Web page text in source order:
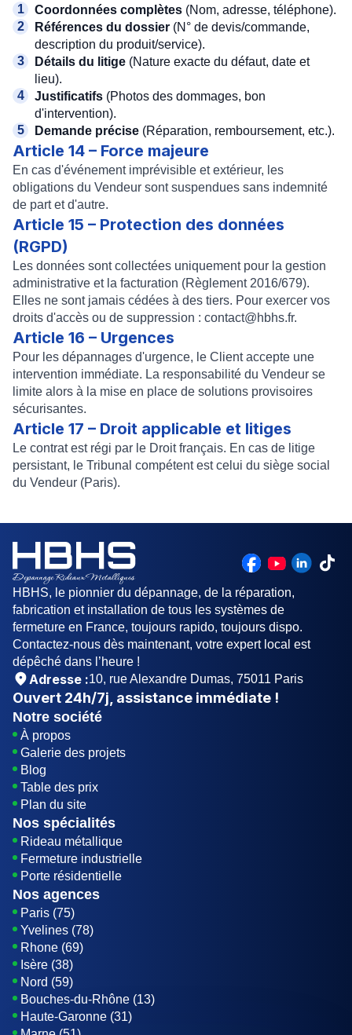
Coordonnées complètes (Nom, adresse, téléphone).
Références du dossier (N° de devis/commande,
description du produit/service).
Détails du litige (Nature exacte du défaut, date et
lieu).
Justificatifs (Photos des dommages, bon
d'intervention).
Demande précise (Réparation, remboursement, etc.).
Article 14 – Force majeure
En cas d'événement imprévisible et extérieur, les
obligations du Vendeur sont suspendues sans indemnité
de part et d'autre.
Article 15 – Protection des données
(RGPD)
Les données sont collectées uniquement pour la gestion
administrative et la facturation (Règlement 2016/679).
Elles ne sont jamais cédées à des tiers. Pour exercer vos
droits d'accès ou de suppression : contact@hbhs.fr.
Article 16 – Urgences
Pour les dépannages d'urgence, le Client accepte une
intervention immédiate. La responsabilité du Vendeur se
limite alors à la mise en place de solutions provisoires
sécurisantes.
Article 17 – Droit applicable et litiges
Le contrat est régi par le Droit français. En cas de litige
persistant, le Tribunal compétent est celui du siège social
du Vendeur (Paris).
HBHS, le pionnier du dépannage, de la réparation,
fabrication et installation de tous les systèmes de
fermeture en France, toujours rapido, toujours dispo.
Contactez-nous dès maintenant, votre expert local est
dépêché dans l’heure !
Adresse :10, rue Alexandre Dumas, 75011 Paris
Ouvert 24h/7j , assistance immédiate !
Notre société
À propos
Galerie des projets
Blog
Table des prix
Plan du site
Nos spécialités
Rideau métallique
Fermeture industrielle
Porte résidentielle
Nos agences
Paris (75)
Yvelines (78)
Rhone (69)
Isère (38)
Nord (59)
Bouches-du-Rhône (13)
Haute-Garonne (31)